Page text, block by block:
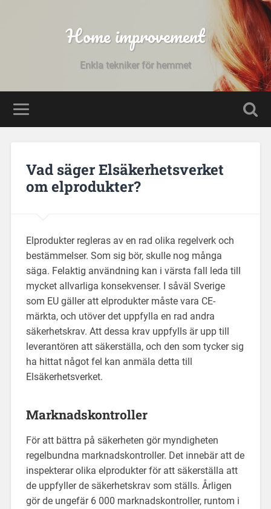
Home improvement
Enkla tekniker för hemmet
Vad säger Elsäkerhetsverket
om elprodukter?
Elprodukter regleras av en rad olika regelverk och
bestämmelser. Som sig bör, skulle nog många
säga. Felaktig användning kan i värsta fall leda till
mycket allvarliga konsekvenser. I såväl Sverige
som EU gäller att elprodukter måste vara CE-
märkta, och utöver det uppfylla en rad andra
säkerhetskrav. Att dessa krav uppfylls är upp till
leverantören att säkerställa, och den som tycker sig
ha hittat något fel kan anmäla detta till
Elsäkerhetsverket.
Marknadskontroller
För att bättra på säkerheten gör myndigheten
regelbundna marknadskontroller. Det innebär att de
inspekterar olika elprodukter för att säkerställa att
de uppfyller de säkerhetskrav som ställs. Årligen
gör de ungefär 6 000 marknadskontroller, runtom i